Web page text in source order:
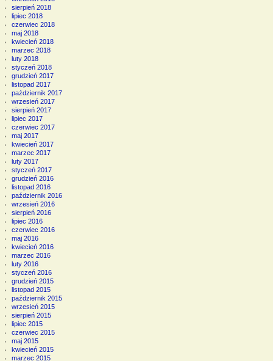
sierpień 2018
lipiec 2018
czerwiec 2018
maj 2018
kwiecień 2018
marzec 2018
luty 2018
styczeń 2018
grudzień 2017
listopad 2017
październik 2017
wrzesień 2017
sierpień 2017
lipiec 2017
czerwiec 2017
maj 2017
kwiecień 2017
marzec 2017
luty 2017
styczeń 2017
grudzień 2016
listopad 2016
październik 2016
wrzesień 2016
sierpień 2016
lipiec 2016
czerwiec 2016
maj 2016
kwiecień 2016
marzec 2016
luty 2016
styczeń 2016
grudzień 2015
listopad 2015
październik 2015
wrzesień 2015
sierpień 2015
lipiec 2015
czerwiec 2015
maj 2015
kwiecień 2015
marzec 2015